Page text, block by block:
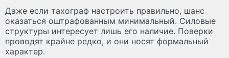
Даже если тахограф настроить правильно, шанс
оказаться оштрафованным минимальный. Силовые
структуры интересует лишь его наличие. Поверки
проводят крайне редко, и они носят формальный
характер.